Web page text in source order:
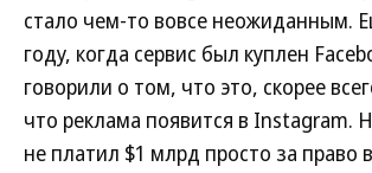
стало чем-то вовсе неожиданным.
году, когда сервис был куплен
говорили о том, что это, скорее
что реклама появится в Instagram.
не платил $1 млрд просто за право